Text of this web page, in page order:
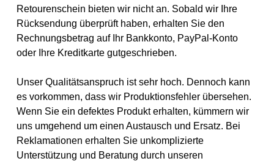
Retourenschein bieten wir nicht an. Sobald wir Ihre
Rücksendung überprüft haben, erhalten Sie den
Rechnungsbetrag auf Ihr Bankkonto, PayPal-Konto
oder Ihre Kreditkarte gutgeschrieben.
Unser Qualitätsanspruch ist sehr hoch. Dennoch kann
es vorkommen, dass wir Produktionsfehler übersehen.
Wenn Sie ein defektes Produkt erhalten, kümmern wir
uns umgehend um einen Austausch und Ersatz. Bei
Reklamationen erhalten Sie unkomplizierte
Unterstützung und Beratung durch unseren